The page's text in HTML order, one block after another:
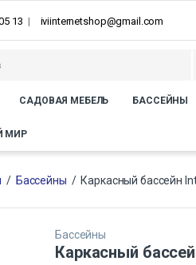
13 iviinternetshop@gmail.com
САДОВАЯ МЕБЕЛЬ БАССЕЙНЫ
МИР
/ Бассейны / Каркасный бассейн
Бассейны
Каркасный